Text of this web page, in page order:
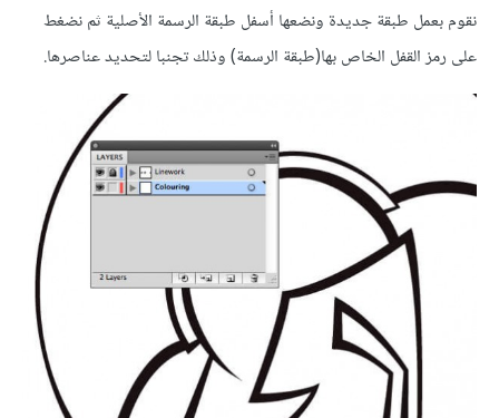
نقوم بعمل طبقة جديدة ونضعها أسفل طبقة الرسمة الأصلية ثم نضغط
على رمز القفل الخاص بها(طبقة الرسمة) وذلك تجنبا لتحديد عناصرها.